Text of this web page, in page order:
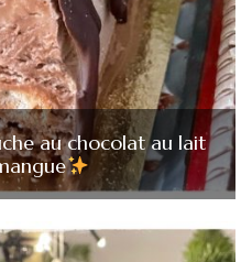
au chocolat au lait